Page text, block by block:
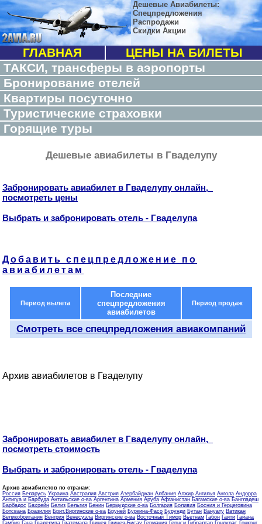
Дешевые Авиабилеты:
Спецпредложения
Распродажи
Скидки Акции
ГЛАВНАЯ
ЦЕНЫ НА БИЛЕТЫ
ТАКСИ, трансферы в аэропорты
Бронирование отелей
Квартиры посуточно
Туристические страховки
Горящие туры
Дешевые авиабилеты в Гваделупу
Забронировать авиабилет в Гваделупу онлайн,
посмотреть цены
Выбрать и забронировать отель - Гваделупа
Добавить спецпредложение по
авиабилетам
Период вылета
Последние
спецпредложения
авиабилетов
Период продаж
Смотреть все спецпредложения авиакомпаний
Архив авиабилетов в Гваделупу
Забронировать авиабилет в Гваделупу онлайн,
посмотреть стоимость
Выбрать и забронировать отель - Гваделупа
Архив авиабилетов по странам:
Россия Беларусь Украина Австралия Австрия Азербайджан Албания Алжир Ангилья Ангола Андорра
Антигуа и Барбуда Антильские о-ва Аргентина Армения Аруба Афганистан Багамские о-ва Бангладеш
Барбадос Бахрейн Белиз Бельгия Бенин Бермудские о-ва Болгария Боливия Босния и Герцеговина
Ботсвана Бразилия Брит.Виргинские о-ва Бруней Буркина-Фасо Бурунди Бутан Вануату Ватикан
Великобритания Венгрия Венесуэла Виргинские о-ва Восточный Тимор Вьетнам Габон Гаити Гайана
Гамбия Гана Гваделупа Гватемала Гвинея Гвинея-Бисау Германия Гернси Гибралтар Гондурас Гонконг